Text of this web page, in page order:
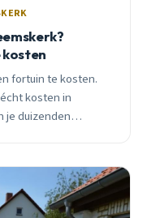
fortuin te kosten.
kosten in
je duizenden